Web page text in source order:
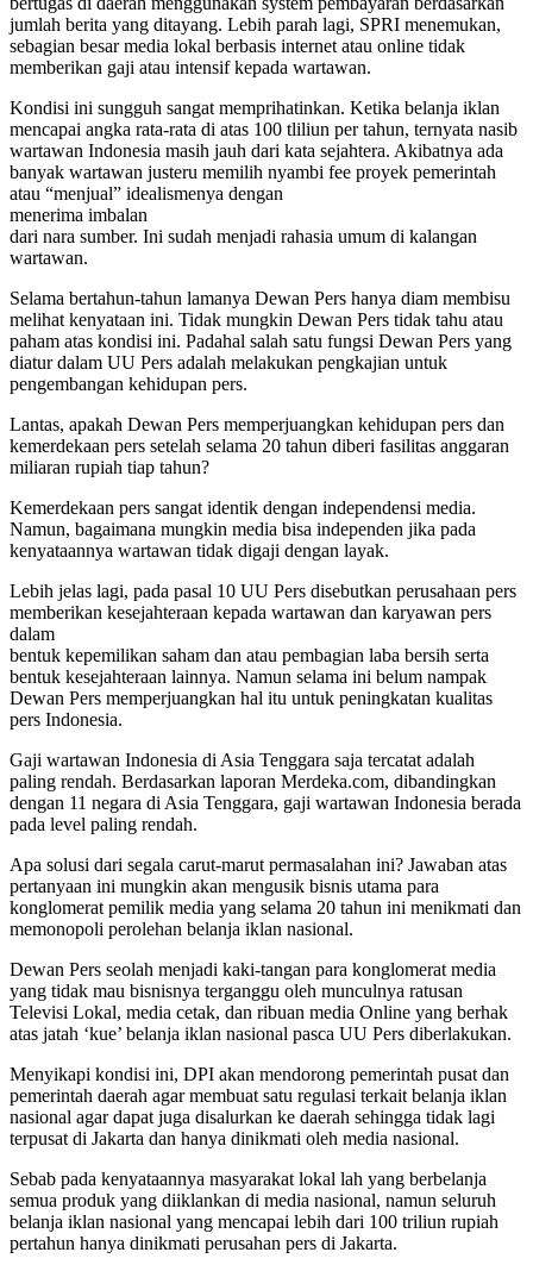
jumlah berita yang ditayang. Lebih parah lagi, SPRI menemukan,
sebagian besar media lokal berbasis internet atau online tidak
memberikan gaji atau intensif kepada wartawan.
Kondisi ini sungguh sangat memprihatinkan. Ketika belanja iklan
mencapai angka rata-rata di atas 100 tliliun per tahun, ternyata nasib
wartawan Indonesia masih jauh dari kata sejahtera. Akibatnya ada
banyak wartawan justeru memilih nyambi fee proyek pemerintah
atau “menjual” idealismenya dengan
menerima imbalan
dari nara sumber. Ini sudah menjadi rahasia umum di kalangan
wartawan.
Selama bertahun-tahun lamanya Dewan Pers hanya diam membisu
melihat kenyataan ini. Tidak mungkin Dewan Pers tidak tahu atau
paham atas kondisi ini. Padahal salah satu fungsi Dewan Pers yang
diatur dalam UU Pers adalah melakukan pengkajian untuk
pengembangan kehidupan pers.
Lantas, apakah Dewan Pers memperjuangkan kehidupan pers dan
kemerdekaan pers setelah selama 20 tahun diberi fasilitas anggaran
miliaran rupiah tiap tahun?
Kemerdekaan pers sangat identik dengan independensi media.
Namun, bagaimana mungkin media bisa independen jika pada
kenyataannya wartawan tidak digaji dengan layak.
Lebih jelas lagi, pada pasal 10 UU Pers disebutkan perusahaan pers
memberikan kesejahteraan kepada wartawan dan karyawan pers
dalam
bentuk kepemilikan saham dan atau pembagian laba bersih serta
bentuk kesejahteraan lainnya. Namun selama ini belum nampak
Dewan Pers memperjuangkan hal itu untuk peningkatan kualitas
pers Indonesia.
Gaji wartawan Indonesia di Asia Tenggara saja tercatat adalah
paling rendah. Berdasarkan laporan Merdeka.com, dibandingkan
dengan 11 negara di Asia Tenggara, gaji wartawan Indonesia berada
pada level paling rendah.
Apa solusi dari segala carut-marut permasalahan ini? Jawaban atas
pertanyaan ini mungkin akan mengusik bisnis utama para
konglomerat pemilik media yang selama 20 tahun ini menikmati dan
memonopoli perolehan belanja iklan nasional.
Dewan Pers seolah menjadi kaki-tangan para konglomerat media
yang tidak mau bisnisnya terganggu oleh munculnya ratusan
Televisi Lokal, media cetak, dan ribuan media Online yang berhak
atas jatah ‘kue’ belanja iklan nasional pasca UU Pers diberlakukan.
Menyikapi kondisi ini, DPI akan mendorong pemerintah pusat dan
pemerintah daerah agar membuat satu regulasi terkait belanja iklan
nasional agar dapat juga disalurkan ke daerah sehingga tidak lagi
terpusat di Jakarta dan hanya dinikmati oleh media nasional.
Sebab pada kenyataannya masyarakat lokal lah yang berbelanja
semua produk yang diiklankan di media nasional, namun seluruh
belanja iklan nasional yang mencapai lebih dari 100 triliun rupiah
pertahun hanya dinikmati perusahan pers di Jakarta.